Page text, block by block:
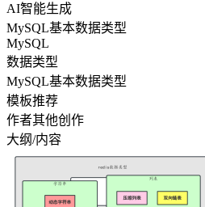
AI智能生成
MySQL基本数据类型
MySQL
数据类型
MySQL基本数据类型
模板推荐
作者其他创作
大纲/内容